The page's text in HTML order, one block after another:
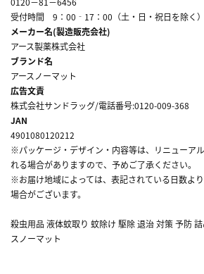
受付時間 9：00‐17：00（土・日・祝日を除く）
メーカー名(製造販売会社)
アース製薬株式会社
ブランド名
アースノーマット
広告文責
株式会社サンドラッグ/電話番号:0120-009-368
JAN
4901080120212
※パッケージ・デザイン・内容等は、リニューア
れる場合がありますので、予めご了承ください。
※お届け地域によっては、表記されている日数よ
場合がございます。
殺虫用品 液体蚊取り 蚊除け 駆除 退治 対策 予防
スノーマット